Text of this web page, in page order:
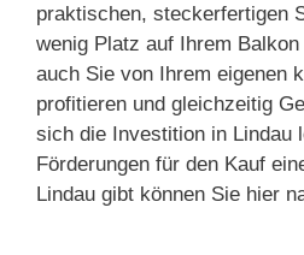
praktischen, steckerfertigen
wenig Platz auf Ihrem
auch Sie von Ihrem eigenen
profitieren und gleichzeitig
sich die Investition in Lindau
Förderungen für den Kauf
Lindau gibt können Sie hier